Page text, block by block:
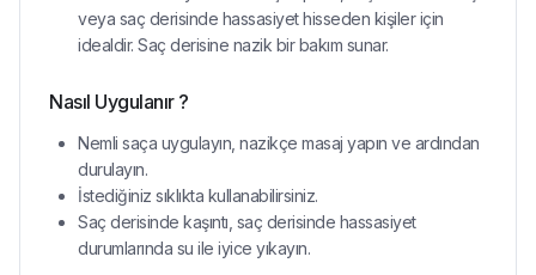
veya saç derisinde hassasiyet hisseden kişiler için
idealdir. Saç derisine nazik bir bakım sunar.
Nasıl Uygulanır ?
Nemli saça uygulayın, nazikçe masaj yapın ve ardından
durulayın.
İstediğiniz sıklıkta kullanabilirsiniz.
Saç derisinde kaşıntı, saç derisinde hassasiyet
durumlarında su ile iyice yıkayın.